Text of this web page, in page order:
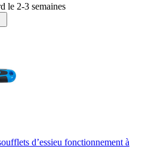
le 2-3 semaines
d’essieu fonctionnement à